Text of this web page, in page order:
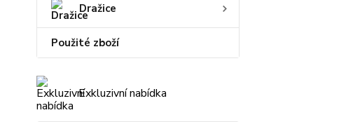
Dražice
Použité zboží
Exkluzivní nabídka